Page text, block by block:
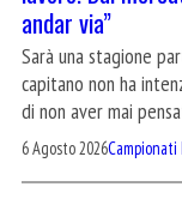
andar via”
Sarà una stagione
capitano non ha
di non aver mai
6 Agosto 2026